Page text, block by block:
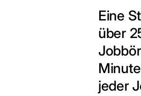
Eine
über
jeder